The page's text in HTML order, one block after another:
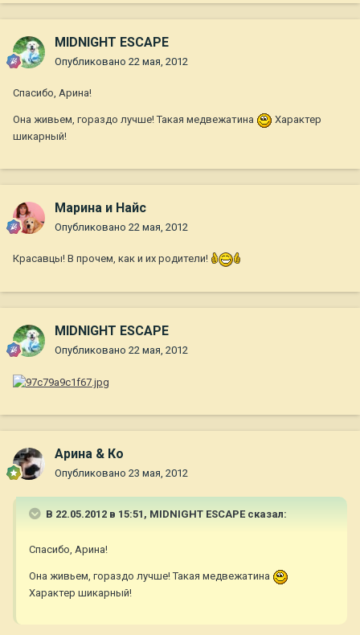
MIDNIGHT ESCAPE
Опубликовано 22 мая, 2012
Спасибо, Арина!
Она живьем, гораздо лучше! Такая медвежатина
Характер
шикарный!
Марина и Найс
Опубликовано 22 мая, 2012
Красавцы! В прочем, как и их родители!
MIDNIGHT ESCAPE
Опубликовано 22 мая, 2012
Арина & Ко
Опубликовано 23 мая, 2012
В 22.05.2012 в 15:51, MIDNIGHT ESCAPE сказал:
Спасибо, Арина!
Она живьем, гораздо лучше! Такая медвежатина
Характер шикарный!